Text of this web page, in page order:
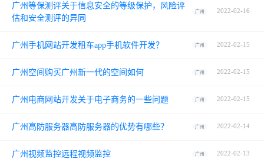
广州等保测评关于信息安全的等级保护，风险评
估和安全测评的异同
广州 2022-02-16
广州手机网站开发租车app手机软件开发？ 广州 2022-02-15
广州空间购买广州新一代的空间如何 广州 2022-02-15
广州电商网站开发关于电子商务的一些问题 广州 2022-02-15
广州高防服务器高防服务器的优势有哪些？ 广州 2022-02-14
广州视频监控远程视频监控 广州 2022-02-13